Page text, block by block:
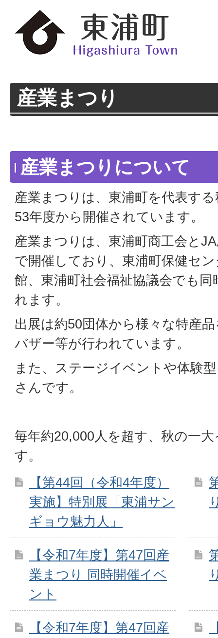
産業まつり
産業まつりについて
産業まつりは、東浦町を代表す
53年度から開催されています。
産業まつりは、東浦町商工会と
で開催しており、東浦町保健セ
館、東浦町社会福祉協議会でも
れます。
出展は約50団体から様々な特産
バザー等が行われています。
また、ステージイベントや体験
さんです。
毎年約20,000人を超す、秋の一
す。
【第44回（令和4年度）
実施】特別展「東浦サン
ギョウ魅力人」
【令和7年度】第47回産
業まつり 同時開催イベ
ント
【令和7年度】第47回産